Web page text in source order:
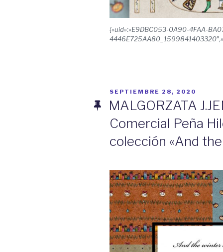
{«uid»:»E9DBC053-0A90-4FAA-
PUBLICADO
EL
SEPTIEMBRE 28, 2020
MALGORZATA
Comercial Peña
colección «And